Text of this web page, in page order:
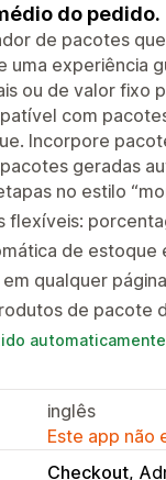
do pedido.
de pacotes
experiência
ou de valor fixo
com
Incorpore
geradas
no estilo
flexíveis:
de
qualquer
de pacote
automaticamente
inglês
Este app não
Checkout